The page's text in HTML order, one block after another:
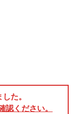
た。
ください。